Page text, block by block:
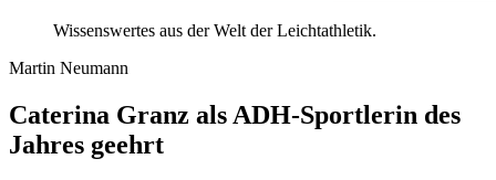
Wissenswertes aus der Welt der Leichtathletik.
Martin Neumann
Caterina Granz als ADH-Sportlerin des
Jahres geehrt